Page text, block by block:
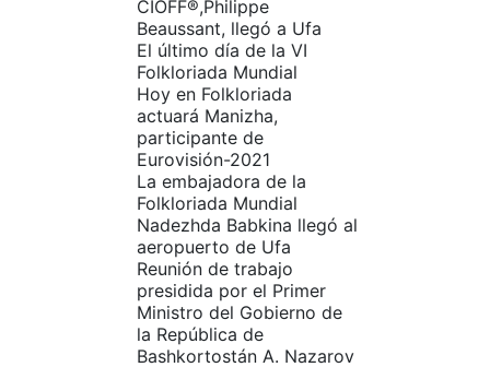
CIOFF®️,Philippe
Beaussant, llegó a Ufa
El último día de la VI
Folkloriada Mundial
Hoy en Folkloriada
actuará Manizha,
participante de
Eurovisión-2021
La embajadora de la
Folkloriada Mundial
Nadezhda Babkina llegó al
aeropuerto de Ufa
Reunión de trabajo
presidida por el Primer
Ministro del Gobierno de
la República de
Bashkortostán A. Nazarov